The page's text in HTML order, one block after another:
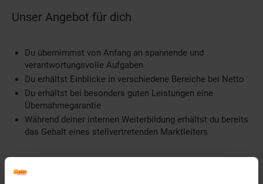
Unser Angebot für dich
Du übernimmst von Anfang an spannende und
verantwortungsvolle Aufgaben
Du erhältst Einblicke in verschiedene Bereiche bei Netto
Du erhältst bei besonders guten Leistungen eine
Übernahmegarantie
Während deiner internen Weiterbildung erhältst du bereits
das Gehalt eines stellvertretenden Marktleiters